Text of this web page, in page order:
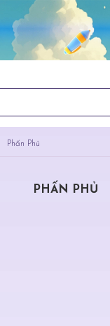
Phấn Phủ
PHẤN PHỦ